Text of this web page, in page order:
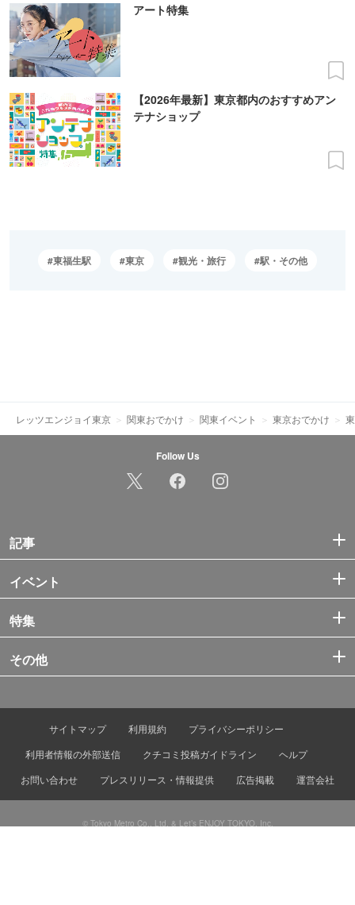
アート特集
【2026年最新】東京都内のおすすめアン
テナショップ
東福生駅 東京 観光・旅行 駅・その他
レッツエンジョイ東京 関東おでかけ 関東イベント 東京おでかけ
Follow Us
記事
イベント
特集
その他
サイトマップ 利用規約
プライバシーポリシー
利用者情報の外部送信
クチコミ投稿ガイドライン
ヘルプ
お問い合わせ
プレスリリース・情報提供 広告掲載 運営会社
© Tokyo Metro Co., Ltd. & Let’s ENJOY TOKYO, Inc.